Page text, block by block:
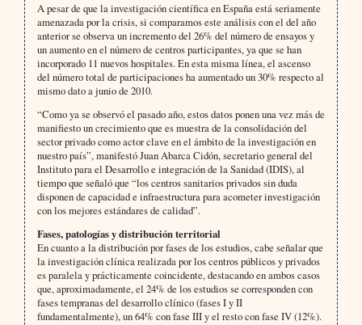
A pesar de que la investigación científica en España está seriamente
amenazada por la crisis, si comparamos este análisis con el del año
anterior se observa un incremento del 26% del número de ensayos y
un aumento en el número de centros participantes, ya que se han
incorporado 11 nuevos hospitales. En esta misma línea, el ascenso
del número total de participaciones ha aumentado un 30% respecto al
mismo dato a junio de 2010.
“Como ya se observó el pasado año, estos datos ponen una vez más de
manifiesto un crecimiento que es muestra de la consolidación del
sector privado como actor clave en el ámbito de la investigación en
nuestro país”, manifestó Juan Abarca Cidón, secretario general del
Instituto para el Desarrollo e integración de la Sanidad (IDIS), al
tiempo que señaló que “los centros sanitarios privados sin duda
disponen de capacidad e infraestructura para acometer investigación
con los mejores estándares de calidad”.
Fases, patologías y distribución territorial
En cuanto a la distribución por fases de los estudios, cabe señalar que
la investigación clínica realizada por los centros públicos y privados
es paralela y prácticamente coincidente, destacando en ambos casos
que, aproximadamente, el 24% de los estudios se corresponden con
fases tempranas del desarrollo clínico (fases I y II
fundamentalmente), un 64% con fase III y el resto con fase IV (12%).